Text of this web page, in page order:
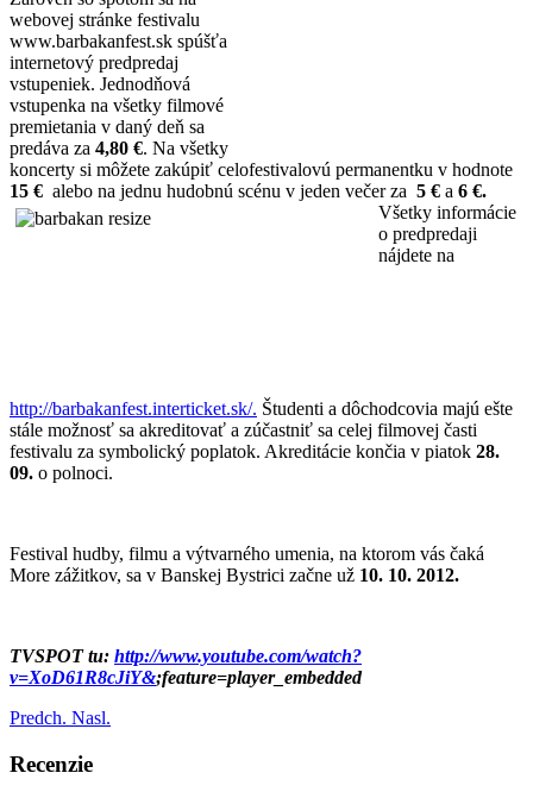
webovej stránke festivalu
www.barbakanfest.sk spúšťa
internetový predpredaj
vstupeniek. Jednodňová
vstupenka na všetky filmové
premietania v daný deň sa
predáva za 4,80 €. Na všetky
koncerty si môžete zakúpiť celofestivalovú permanentku v hodnote
15 € alebo na jednu hudobnú scénu v jeden večer za 5 € a 6 €.
Všetky informácie
o predpredaji
nájdete na
http://barbakanfest.interticket.sk/. Študenti a dôchodcovia majú ešte
stále možnosť sa akreditovať a zúčastniť sa celej filmovej časti
festivalu za symbolický poplatok. Akreditácie končia v piatok 28.
09. o polnoci.
Festival hudby, filmu a výtvarného umenia, na ktorom vás čaká
More zážitkov, sa v Banskej Bystrici začne už 10. 10. 2012.
TVSPOT tu: http://www.youtube.com/watch?
v=XoD61R8cJiY&;feature=player_embedded
Predch. Nasl.
Recenzie